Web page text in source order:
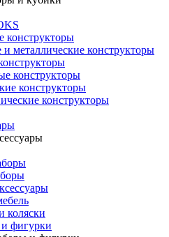
конструкторы
металлические конструкторы
конструкторы
конструкторы
конструкторы
коляски
фигурки